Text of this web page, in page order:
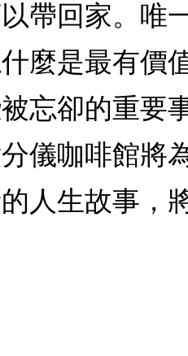
帶回家。唯
麼是最有價
忘卻的重要
儀咖啡館
人生故事，